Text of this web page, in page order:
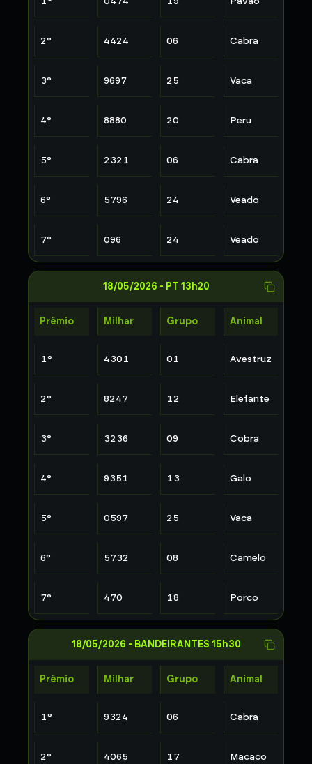
2° 4424 06 Cabra
3° 9697 25 Vaca
4° 8880 20 Peru
5° 2321 06 Cabra
6° 5796 24 Veado
7° 096 24 Veado
18/05/2026 - PT 13h20
Prêmio Milhar Grupo Animal
1° 4301 01 Avestruz
2° 8247 12 Elefante
3° 3236 09 Cobra
4° 9351 13 Galo
5° 0597 25 Vaca
6° 5732 08 Camelo
7° 470 18 Porco
18/05/2026 - BANDEIRANTES 15h30
Prêmio Milhar Grupo Animal
1° 9324 06 Cabra
2° 4065 17 Macaco